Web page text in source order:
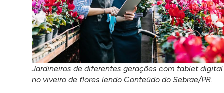
Jardineiros de diferentes gerações com tablet digital
no viveiro de flores lendo Conteúdo do Sebrae/PR.